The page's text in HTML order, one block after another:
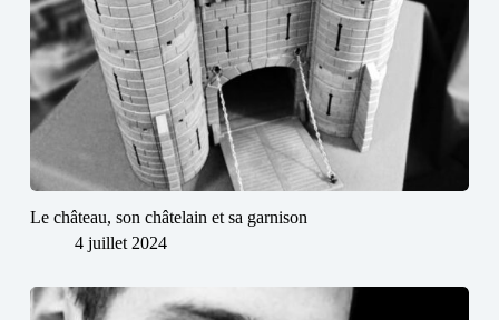
Le château, son châtelain et sa garnison
4 juillet 2024